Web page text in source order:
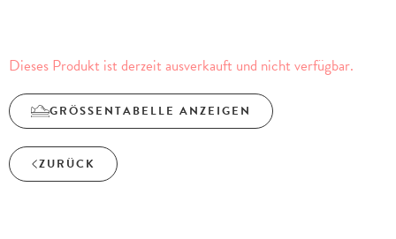
Dieses Produkt ist derzeit ausverkauft und nicht verfügbar.
GRÖSSENTABELLE ANZEIGEN
ZURÜCK